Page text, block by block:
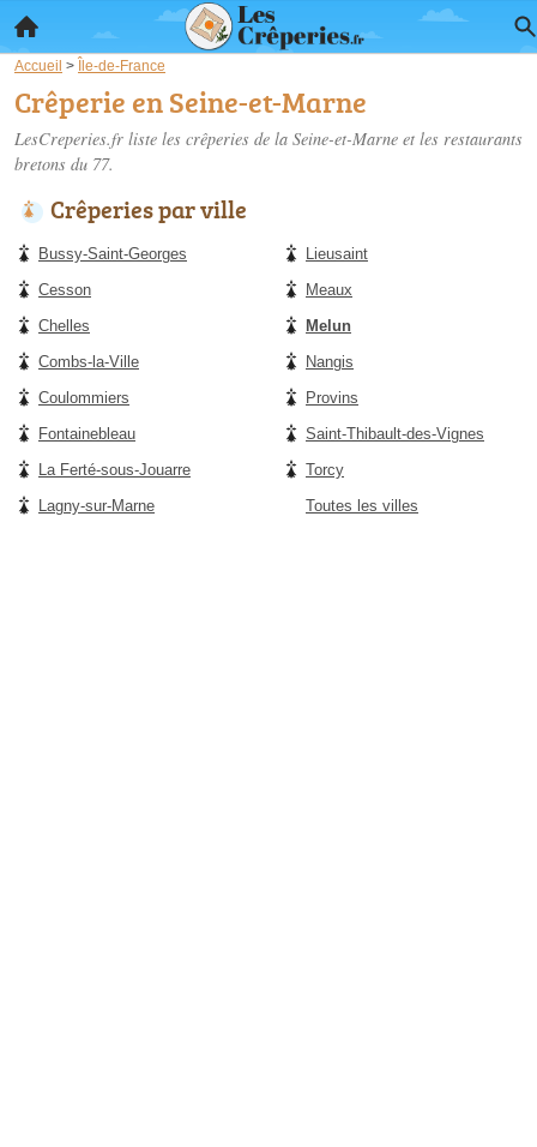
Accueil > Île-de-France
Crêperie en Seine-et-Marne
LesCreperies.fr liste les crêperies de la Seine-et-Marne et les restaurants
bretons du 77.
Crêperies par ville
Bussy-Saint-Georges
Cesson
Chelles
Combs-la-Ville
Coulommiers
Fontainebleau
La Ferté-sous-Jouarre
Lagny-sur-Marne
Lieusaint
Meaux
Melun
Nangis
Provins
Saint-Thibault-des-Vignes
Torcy
Toutes les villes